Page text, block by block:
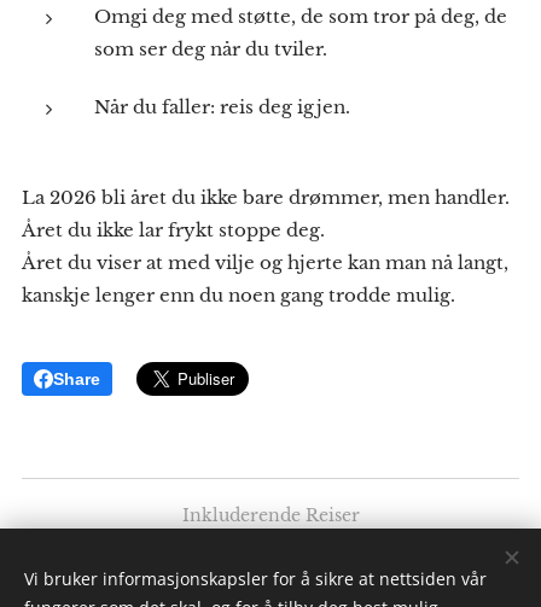
Omgi deg med støtte, de som tror på deg, de
som ser deg når du tviler.
Når du faller: reis deg igjen.
La 2026 bli året du ikke bare drømmer, men handler.
Året du ikke lar frykt stoppe deg.
Året du viser at med vilje og hjerte kan man nå langt,
kanskje lenger enn du noen gang trodde mulig.
Share
Inkluderende Reiser
Alle rettigheter forbeholdt 2025
Vi bruker informasjonskapsler for å sikre at nettsiden vår